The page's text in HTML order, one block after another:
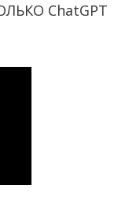
ChatGPT